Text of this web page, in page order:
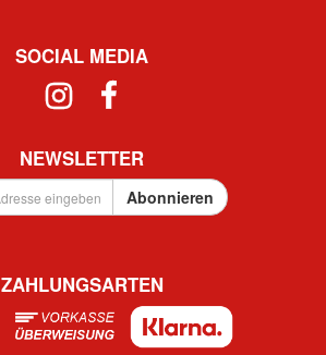
SOCIAL MEDIA
NEWSLETTER
Mail
...
Abonnieren
ZAHLUNGSARTEN